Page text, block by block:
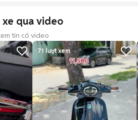
xe qua video
tin có video
71 lượt xem